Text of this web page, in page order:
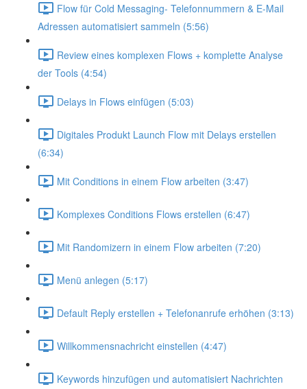
Flow für Cold Messaging- Telefonnummern & E-Mail
Adressen automatisiert sammeln (5:56)
Review eines komplexen Flows + komplette Analyse
der Tools (4:54)
Delays in Flows einfügen (5:03)
Digitales Produkt Launch Flow mit Delays erstellen
(6:34)
Mit Conditions in einem Flow arbeiten (3:47)
Komplexes Conditions Flows erstellen (6:47)
Mit Randomizern in einem Flow arbeiten (7:20)
Menü anlegen (5:17)
Default Reply erstellen + Telefonanrufe erhöhen (3:13)
Willkommensnachricht einstellen (4:47)
Keywords hinzufügen und automatisiert Nachrichten